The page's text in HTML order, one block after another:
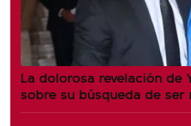
La dolorosa revelación de
sobre su búsqueda de ser